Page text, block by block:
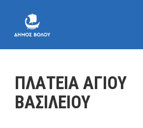
ΠΛΑΤΕΙΑ ΑΓΙΟΥ
ΒΑΣΙΛΕΙΟΥ